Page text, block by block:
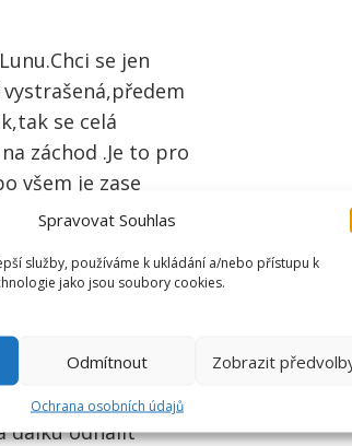
Spravovat Souhlas
služby, používáme k ukládání a/nebo přístupu k
jako jsou soubory cookies.
Odmítnout Zobrazit
Ochrana osobních údajů
se jen
se celá
záchod .Je to pro
všem je zase
ji vystrašila i
dálku odhalit